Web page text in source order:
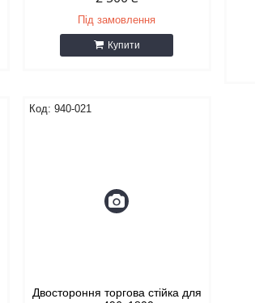
Під замовлення
Купити
940-021
Двостороння торгова стійка для